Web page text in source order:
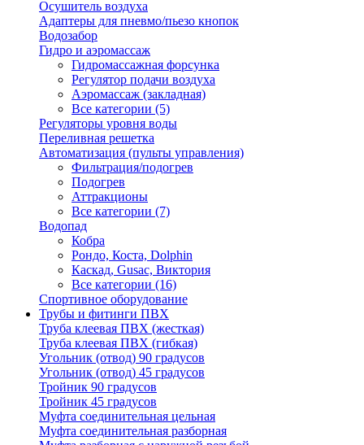
Осушитель воздуха
Адаптеры для пневмо/пьезо кнопок
Водозабор
Гидро и аэромассаж
Гидромассажная форсунка
Регулятор подачи воздуха
Аэромассаж (закладная)
Все категории (5)
Регуляторы уровня воды
Переливная решетка
Автоматизация (пульты управления)
Фильтрация/подогрев
Подогрев
Аттракционы
Все категории (7)
Водопад
Кобра
Рондо, Коста, Dolphin
Каскад, Gusac, Виктория
Все категории (16)
Спортивное оборудование
Трубы и фитинги ПВХ
Труба клеевая ПВХ (жесткая)
Труба клеевая ПВХ (гибкая)
Угольник (отвод) 90 градусов
Угольник (отвод) 45 градусов
Тройник 90 градусов
Тройник 45 градусов
Муфта соединительная цельная
Муфта соединительная разборная